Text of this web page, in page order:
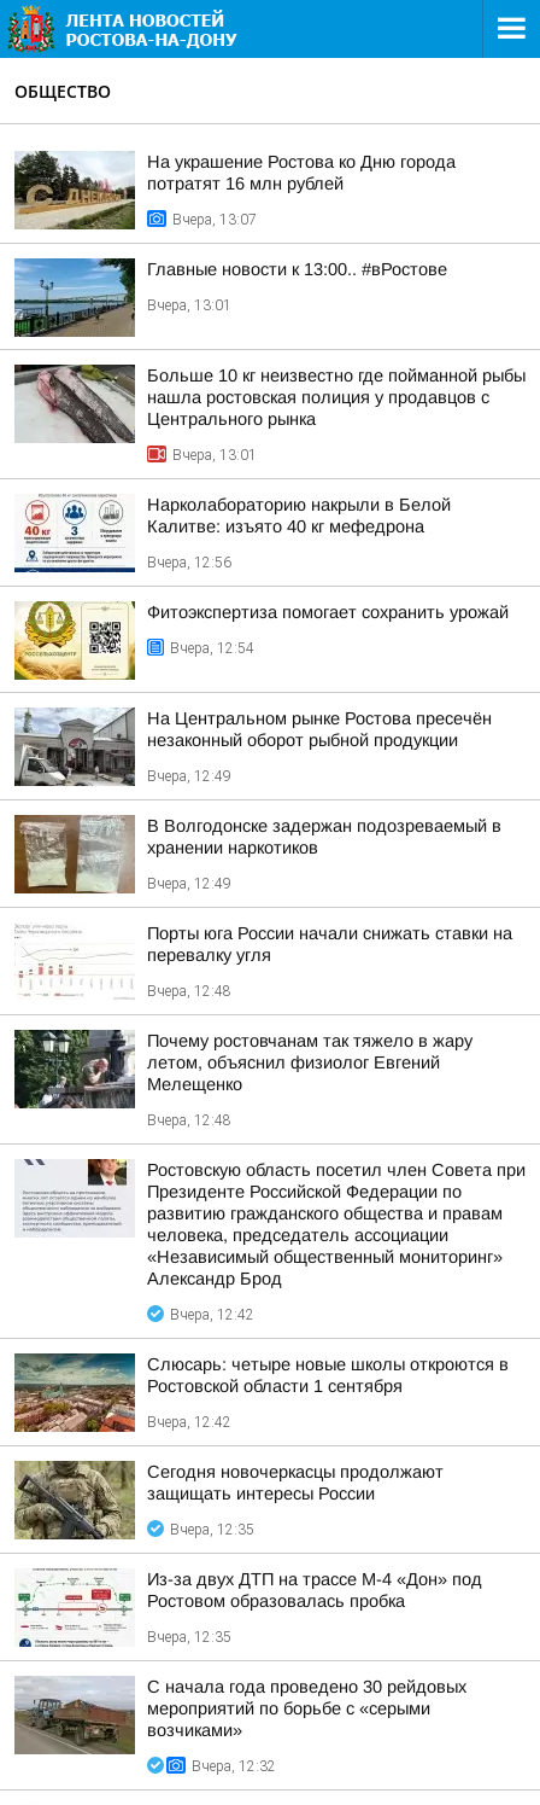
ОБЩЕСТВО
На украшение Ростова ко Дню города
потратят 16 млн рублей
Вчера, 13:07
Главные новости к 13:00.. #вРостове
Вчера, 13:01
Больше 10 кг неизвестно где пойманной рыбы
нашла ростовская полиция у продавцов с
Центрального рынка
Вчера, 13:01
Нарколабораторию накрыли в Белой
Калитве: изъято 40 кг мефедрона
Вчера, 12:56
Фитоэкспертиза помогает сохранить урожай
Вчера, 12:54
На Центральном рынке Ростова пресечён
незаконный оборот рыбной продукции
Вчера, 12:49
В Волгодонске задержан подозреваемый в
хранении наркотиков
Вчера, 12:49
Порты юга России начали снижать ставки на
перевалку угля
Вчера, 12:48
Почему ростовчанам так тяжело в жару
летом, объяснил физиолог Евгений
Мелещенко
Вчера, 12:48
Ростовскую область посетил член Совета при
Президенте Российской Федерации по
развитию гражданского общества и правам
человека, председатель ассоциации
«Независимый общественный мониторинг»
Александр Брод
Вчера, 12:42
Слюсарь: четыре новые школы откроются в
Ростовской области 1 сентября
Вчера, 12:42
Сегодня новочеркасцы продолжают
защищать интересы России
Вчера, 12:35
Из-за двух ДТП на трассе М-4 «Дон» под
Ростовом образовалась пробка
Вчера, 12:35
С начала года проведено 30 рейдовых
мероприятий по борьбе с «серыми
возчиками»
Вчера, 12:32